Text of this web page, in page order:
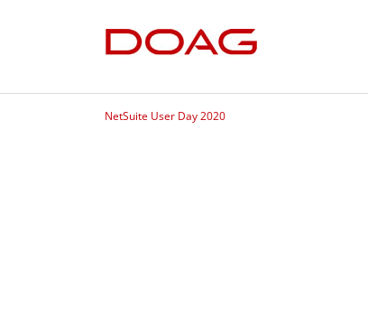
NetSuite User Day 2020